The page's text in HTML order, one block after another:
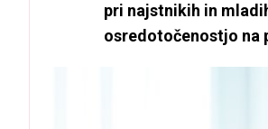
pri najstnikih in
osredotočenostjo na